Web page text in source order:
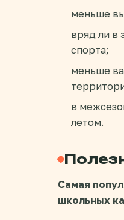
меньше
вряд ли в
спорта;
меньше
в
летом.
Самая
школьных